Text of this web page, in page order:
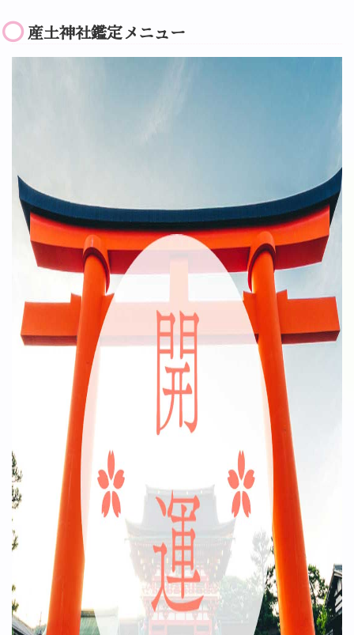
産土神社鑑定メニュー